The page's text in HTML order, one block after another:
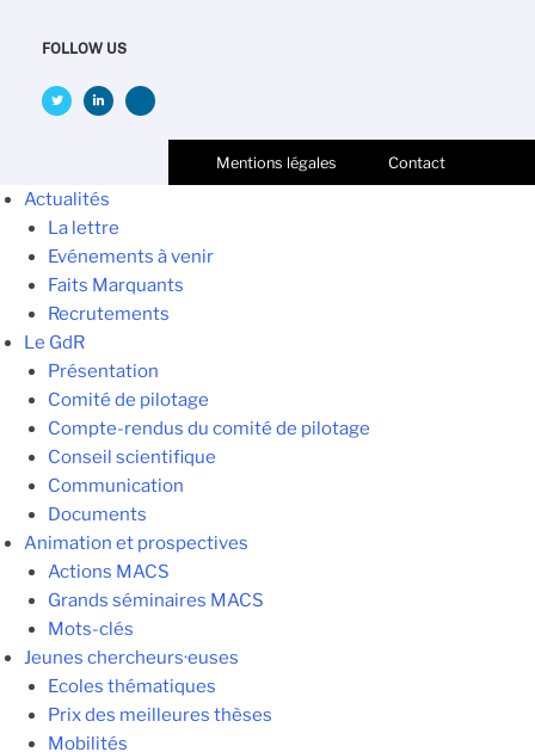
FOLLOW US
Mentions légales Contact
Actualités
La lettre
Evénements à venir
Faits Marquants
Recrutements
Le GdR
Présentation
Comité de pilotage
Compte-rendus du comité de pilotage
Conseil scientifique
Communication
Documents
Animation et prospectives
Actions MACS
Grands séminaires MACS
Mots-clés
Jeunes chercheurs·euses
Ecoles thématiques
Prix des meilleures thèses
Mobilités